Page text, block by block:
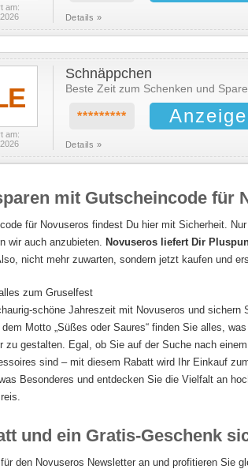
am:
Details »
am:
Schnäppchen
Beste Zeit zum Schenken und
*********
Details »
mit Gutscheincode für
für Novuseros findest Du hier mit Sicherheit.
wir auch anzubieten.
Novuseros liefert Dir
nicht mehr zuwarten, sondern jetzt kaufen und
zum Gruselfest
schöne Jahreszeit mit Novuseros und
Motto „Süßes oder Saures“ finden Sie alles,
zu gestalten. Egal, ob Sie auf der Suche nach
sind – mit diesem Rabatt wird Ihr Einkauf
Besonderes und entdecken Sie die Vielfalt an
und ein Gratis-Geschenk
den Novuseros Newsletter an und profitieren Sie